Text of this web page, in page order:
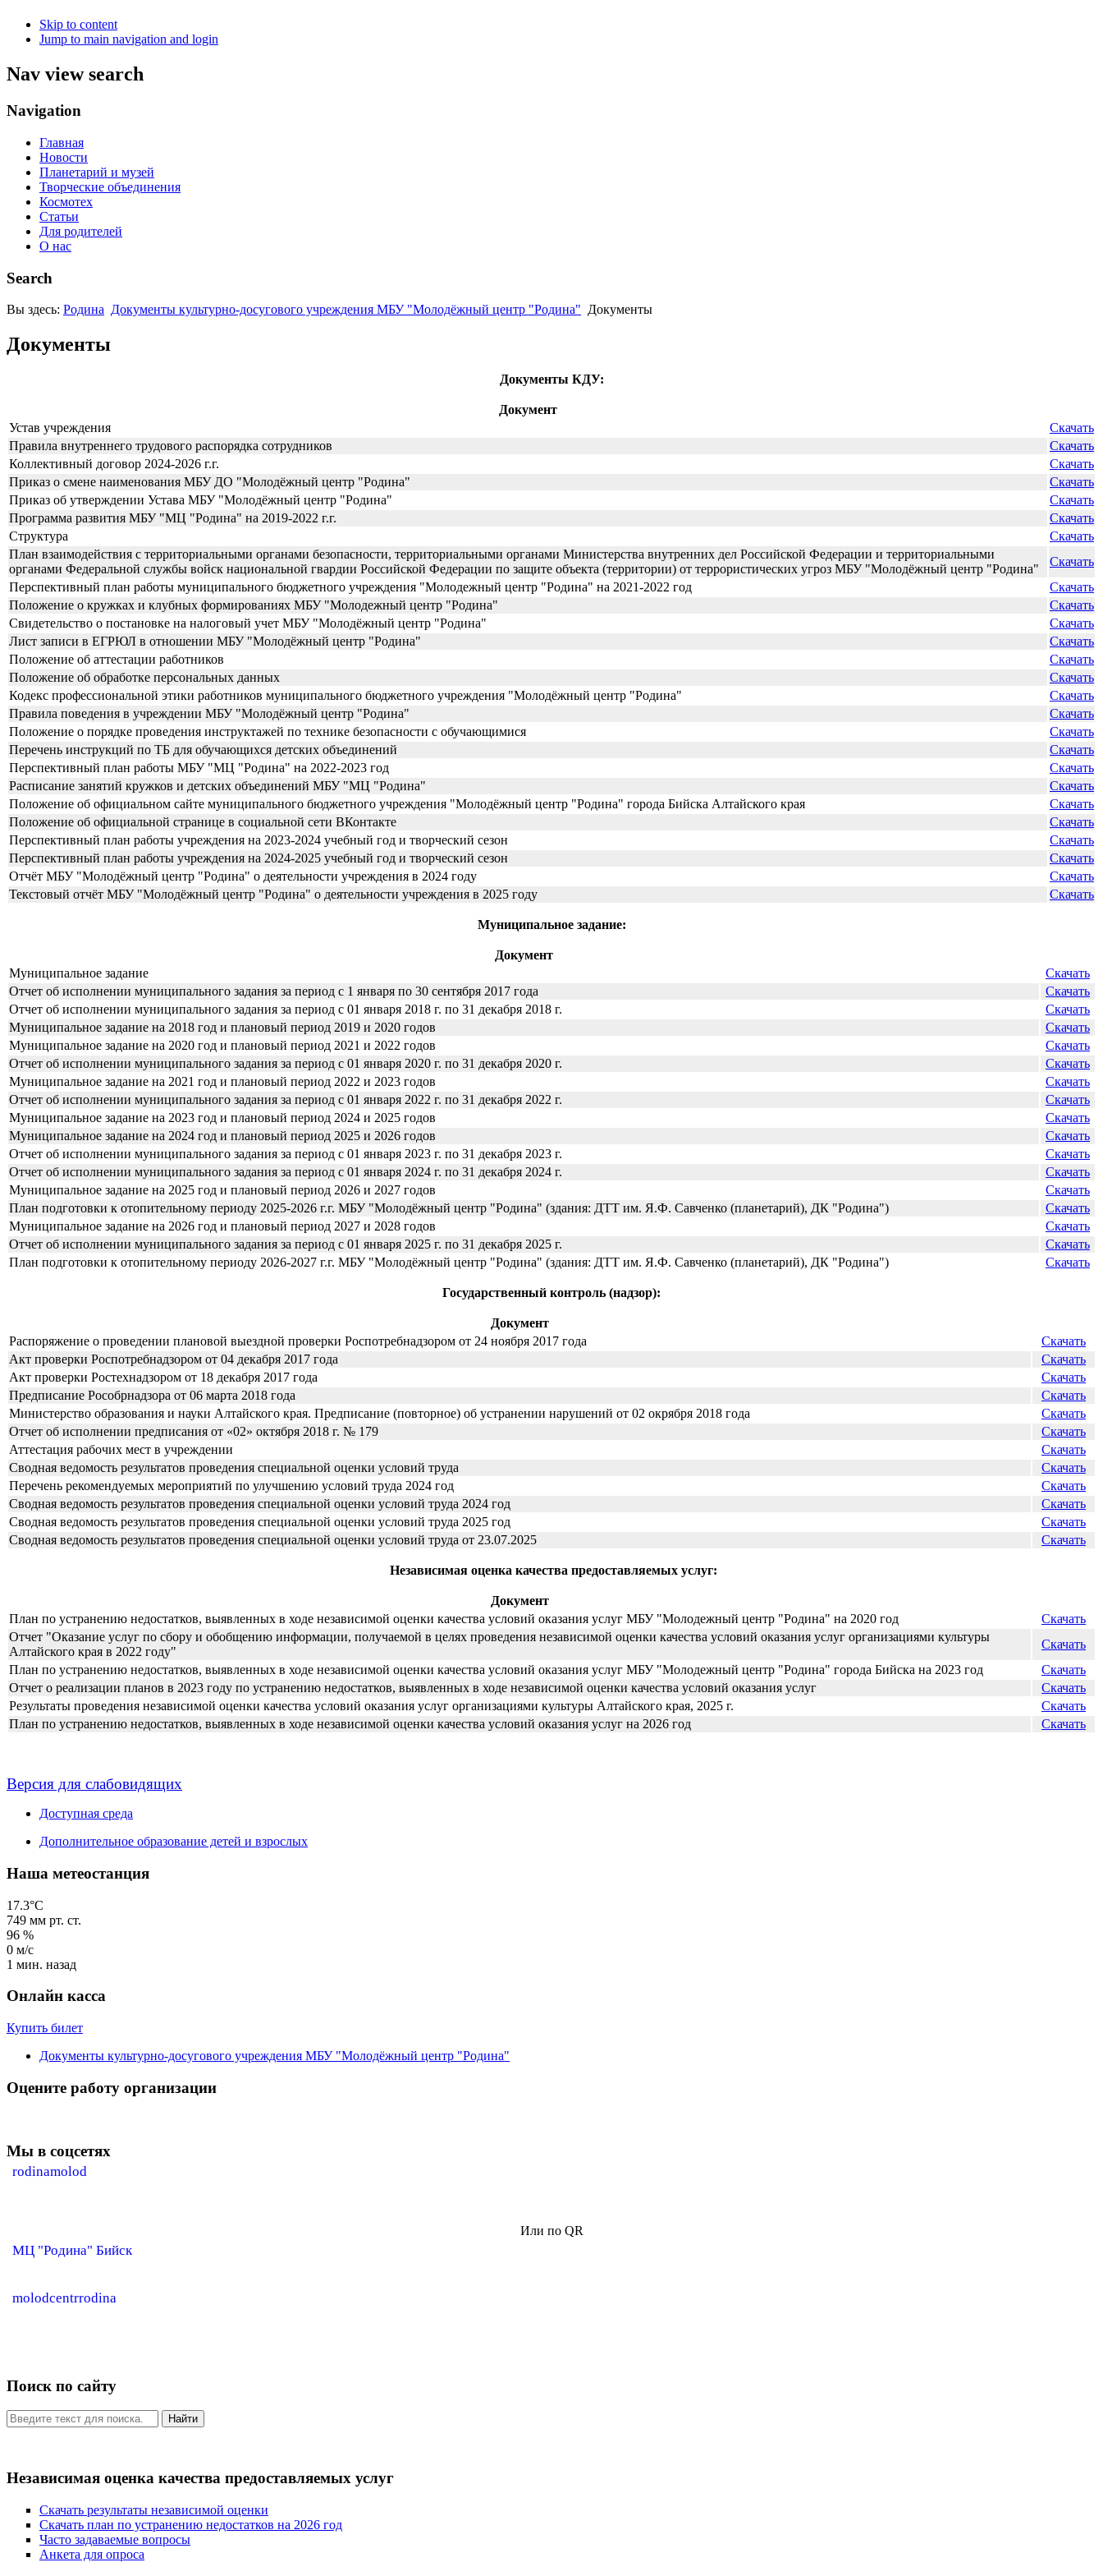
Skip to content
Jump to main navigation and login
Nav view search
Navigation
Главная
Новости
Планетарий и музей
Творческие объединения
Космотех
Статьи
Для родителей
О нас
Search
Вы здесь: Родина Документы культурно-досугового учреждения МБУ "Молодёжный центр "Родина" Документы
Документы
Документы КДУ:
Документ
Устав учреждения
Скачать
Правила внутреннего трудового распорядка сотрудников
Скачать
Коллективный договор 2024-2026 г.г.
Скачать
Приказ о смене наименования МБУ ДО "Молодёжный центр "Родина"
Скачать
Приказ об утверждении Устава МБУ "Молодёжный центр "Родина"
Скачать
Программа развития МБУ "МЦ "Родина" на 2019-2022 г.г.
Скачать
Структура
Скачать
План взаимодействия с территориальными органами безопасности, территориальными органами Министерства внутренних дел Российской Федерации и территориальными
органами Федеральной службы войск национальной гвардии Российской Федерации по защите объекта (территории) от террористических угроз МБУ "Молодёжный центр "Родина"
Скачать
Перспективный план работы муниципального бюджетного учреждения "Молодежный центр "Родина" на 2021-2022 год
Скачать
Положение о кружках и клубных формированиях МБУ "Молодежный центр "Родина"
Скачать
Свидетельство о постановке на налоговый учет МБУ "Молодёжный центр "Родина"
Скачать
Лист записи в ЕГРЮЛ в отношении МБУ "Молодёжный центр "Родина"
Скачать
Положение об аттестации работников
Скачать
Положение об обработке персональных данных
Скачать
Кодекс профессиональной этики работников муниципального бюджетного учреждения "Молодёжный центр "Родина"
Скачать
Правила поведения в учреждении МБУ "Молодёжный центр "Родина"
Скачать
Положение о порядке проведения инструктажей по технике безопасности с обучающимися
Скачать
Перечень инструкций по ТБ для обучающихся детских объединений
Скачать
Перспективный план работы МБУ "МЦ "Родина" на 2022-2023 год
Скачать
Расписание занятий кружков и детских объединений МБУ "МЦ "Родина"
Скачать
Положение об официальном сайте муниципального бюджетного учреждения "Молодёжный центр "Родина" города Бийска Алтайского края
Скачать
Положение об официальной странице в социальной сети ВКонтакте
Скачать
Перспективный план работы учреждения на 2023-2024 учебный год и творческий сезон
Скачать
Перспективный план работы учреждения на 2024-2025 учебный год и творческий сезон
Скачать
Отчёт МБУ "Молодёжный центр "Родина" о деятельности учреждения в 2024 году
Скачать
Текстовый отчёт МБУ "Молодёжный центр "Родина" о деятельности учреждения в 2025 году
Скачать
Муниципальное задание:
Документ
Муниципальное задание
Скачать
Отчет об исполнении муниципального задания за период с 1 января по 30 сентября 2017 года
Скачать
Отчет об исполнении муниципального задания за период с 01 января 2018 г. по 31 декабря 2018 г.
Скачать
Муниципальное задание на 2018 год и плановый период 2019 и 2020 годов
Скачать
Муниципальное задание на 2020 год и плановый период 2021 и 2022 годов
Скачать
Отчет об исполнении муниципального задания за период с 01 января 2020 г. по 31 декабря 2020 г.
Скачать
Муниципальное задание на 2021 год и плановый период 2022 и 2023 годов
Скачать
Отчет об исполнении муниципального задания за период с 01 января 2022 г. по 31 декабря 2022 г.
Скачать
Муниципальное задание на 2023 год и плановый период 2024 и 2025 годов
Скачать
Муниципальное задание на 2024 год и плановый период 2025 и 2026 годов
Скачать
Отчет об исполнении муниципального задания за период с 01 января 2023 г. по 31 декабря 2023 г.
Скачать
Отчет об исполнении муниципального задания за период с 01 января 2024 г. по 31 декабря 2024 г.
Скачать
Муниципальное задание на 2025 год и плановый период 2026 и 2027 годов
Скачать
План подготовки к отопительному периоду 2025-2026 г.г. МБУ "Молодёжный центр "Родина" (здания: ДТТ им. Я.Ф. Савченко (планетарий), ДК "Родина")
Скачать
Муниципальное задание на 2026 год и плановый период 2027 и 2028 годов
Скачать
Отчет об исполнении муниципального задания за период с 01 января 2025 г. по 31 декабря 2025 г.
Скачать
План подготовки к отопительному периоду 2026-2027 г.г. МБУ "Молодёжный центр "Родина" (здания: ДТТ им. Я.Ф. Савченко (планетарий), ДК "Родина")
Скачать
Государственный контроль (надзор):
Документ
Распоряжение о проведении плановой выездной проверки Роспотребнадзором от 24 ноября 2017 года
Скачать
Акт проверки Роспотребнадзором от 04 декабря 2017 года
Скачать
Акт проверки Ростехнадзором от 18 декабря 2017 года
Скачать
Предписание Рособрнадзора от 06 марта 2018 года
Скачать
Министерство образования и науки Алтайского края. Предписание (повторное) об устранении нарушений от 02 окрября 2018 года
Скачать
Отчет об исполнении предписания от «02» октября 2018 г. № 179
Скачать
Аттестация рабочих мест в учреждении
Скачать
Сводная ведомость результатов проведения специальной оценки условий труда
Скачать
Перечень рекомендуемых мероприятий по улучшению условий труда 2024 год
Скачать
Сводная ведомость результатов проведения специальной оценки условий труда 2024 год
Скачать
Сводная ведомость результатов проведения специальной оценки условий труда 2025 год
Скачать
Сводная ведомость результатов проведения специальной оценки условий труда от 23.07.2025
Скачать
Независимая оценка качества предоставляемых услуг:
Документ
План по устранению недостатков, выявленных в ходе независимой оценки качества условий оказания услуг МБУ "Молодежный центр "Родина" на 2020 год
Скачать
Отчет "Оказание услуг по сбору и обобщению информации, получаемой в целях проведения независимой оценки качества условий оказания услуг организациями культуры
Алтайского края в 2022 году"
Скачать
План по устранению недостатков, выявленных в ходе независимой оценки качества условий оказания услуг МБУ "Молодежный центр "Родина" города Бийска на 2023 год
Скачать
Отчет о реализации планов в 2023 году по устранению недостатков, выявленных в ходе независимой оценки качества условий оказания услуг
Скачать
Результаты проведения независимой оценки качества условий оказания услуг организациями культуры Алтайского края, 2025 г.
Скачать
План по устранению недостатков, выявленных в ходе независимой оценки качества условий оказания услуг на 2026 год
Скачать
Версия для слабовидящих
Доступная среда
Дополнительное образование детей и взрослых
Наша метеостанция
17.3°C
749 мм рт. ст.
96 %
0 м/с
1 мин. назад
Онлайн касса
Купить билет
Документы культурно-досугового учреждения МБУ "Молодёжный центр "Родина"
Оцените работу организации
Мы в соцсетях
rodinamolod
Или по QR
МЦ "Родина" Бийск
molodcentrrodina
Поиск по сайту
Найти
Независимая оценка качества предоставляемых услуг
Скачать результаты независимой оценки
Скачать план по устранению недостатков на 2026 год
Часто задаваемые вопросы
Анкета для опроса